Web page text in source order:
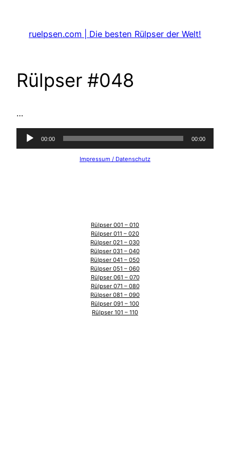
springenruelpsen.com | Die besten Rülpser der Welt!
Rülpser #048
…
Audio-
Player
00:00 00:00
Impressum / Datenschutz
Rülpser 001 – 010
Rülpser 011 – 020
Rülpser 021 – 030
Rülpser 031 – 040
Rülpser 041 – 050
Rülpser 051 – 060
Rülpser 061 – 070
Rülpser 071 – 080
Rülpser 081 – 090
Rülpser 091 – 100
Rülpser 101 – 110